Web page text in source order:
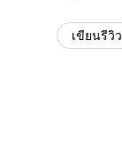
เขียนรีวิว